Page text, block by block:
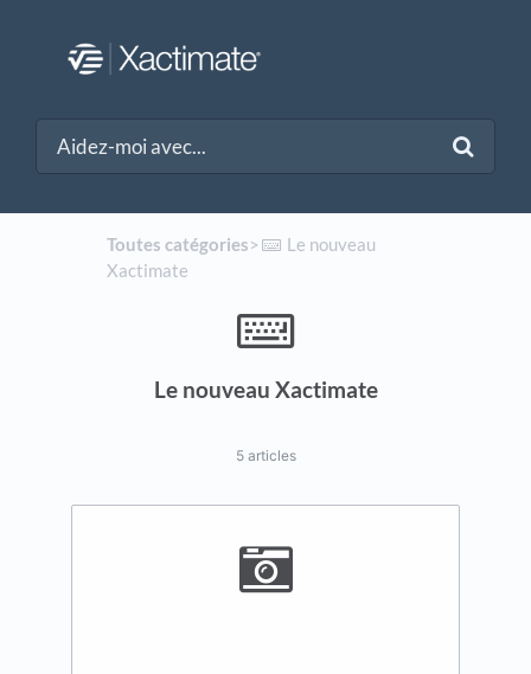
Toutes catégories​>​
​Le nouveau
Xactimate
Le nouveau Xactimate
5 articles